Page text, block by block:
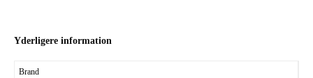
Yderligere information
Brand